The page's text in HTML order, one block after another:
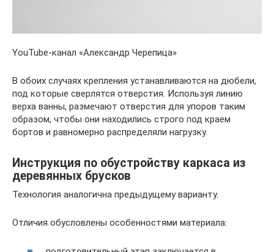
YouTube-канал «Александр Черепица»
В обоих случаях крепления устанавливаются на дюбели,
под которые сверлятся отверстия. Используя линию
верха ванны, размечают отверстия для упоров таким
образом, чтобы они находились строго под краем
бортов и равномерно распределяли нагрузку.
Инструкция по обустройству каркаса из
деревянных брусков
Технология аналогична предыдущему варианту.
Отличия обусловлены особенностями материала: